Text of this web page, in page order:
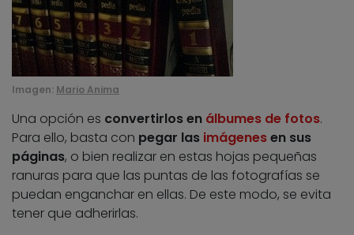
Imagen: Mario Anima
Una opción es convertirlos en álbumes de fotos.
Para ello, basta con pegar las imágenesen sus
páginas, o bien realizar en estas hojas pequeñas
ranuras para que las puntas de las fotografías se
puedan enganchar en ellas. De este modo, se evita
tener que adherirlas.